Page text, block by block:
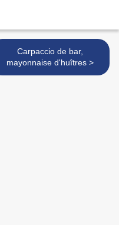
Carpaccio de bar,
mayonnaise d'huîtres >